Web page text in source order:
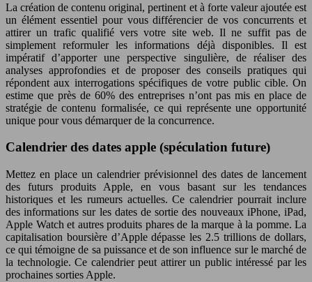
La création de contenu original, pertinent et à forte valeur ajoutée est
un élément essentiel pour vous différencier de vos concurrents et
attirer un trafic qualifié vers votre site web. Il ne suffit pas de
simplement reformuler les informations déjà disponibles. Il est
impératif d’apporter une perspective singulière, de réaliser des
analyses approfondies et de proposer des conseils pratiques qui
répondent aux interrogations spécifiques de votre public cible. On
estime que près de 60% des entreprises n’ont pas mis en place de
stratégie de contenu formalisée, ce qui représente une opportunité
unique pour vous démarquer de la concurrence.
Calendrier des dates apple (spéculation future)
Mettez en place un calendrier prévisionnel des dates de lancement
des futurs produits Apple, en vous basant sur les tendances
historiques et les rumeurs actuelles. Ce calendrier pourrait inclure
des informations sur les dates de sortie des nouveaux iPhone, iPad,
Apple Watch et autres produits phares de la marque à la pomme. La
capitalisation boursière d’Apple dépasse les 2.5 trillions de dollars,
ce qui témoigne de sa puissance et de son influence sur le marché de
la technologie. Ce calendrier peut attirer un public intéressé par les
prochaines sorties Apple.